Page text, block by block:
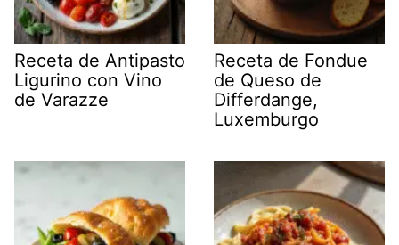
Receta de Antipasto
Ligurino con Vino
de Varazze
Receta de Fondue
de Queso de
Differdange,
Luxemburgo